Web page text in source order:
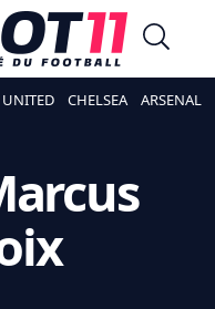
UNITED CHELSEA ARSENAL